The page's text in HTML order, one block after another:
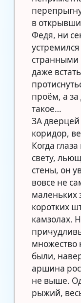
в
Федя, ни
странными
даже
проём, а
такое…
ЗА
коридор,
Когда
свету,
стены, он
вовсе не
маленьких
коротких
камзолах.
множество
были,
аршина
не выше.
рыжий,